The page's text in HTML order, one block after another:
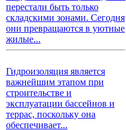
перестали быть только
складскими зонами. Сегодня
они превращаются в уютные
жилые...
Гидроизоляция является
важнейшим этапом при
строительстве и
эксплуатации бассейнов и
террас, поскольку она
обеспечивает...